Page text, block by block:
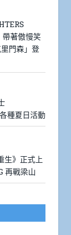
著傲慢笑
門森」登
種夏日活動
生》正式上
再戰梁山